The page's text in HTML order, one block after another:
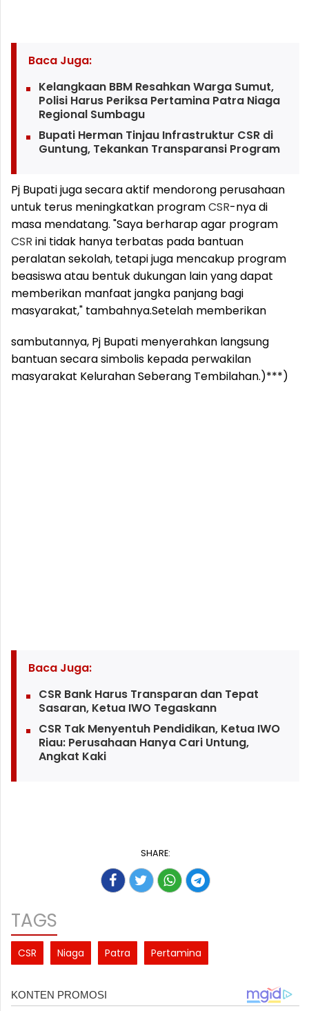
Baca Juga:
Kelangkaan BBM Resahkan Warga Sumut,
Polisi Harus Periksa Pertamina Patra Niaga
Regional Sumbagu
Bupati Herman Tinjau Infrastruktur CSR di
Guntung, Tekankan Transparansi Program
Pj Bupati juga secara aktif mendorong perusahaan
untuk terus meningkatkan programCSR-nya di
masa mendatang. "Saya berharap agar program
CSR ini tidak hanya terbatas pada bantuan
peralatan sekolah, tetapi juga mencakup program
beasiswa atau bentuk dukungan lain yang dapat
memberikan manfaat jangka panjang bagi
masyarakat," tambahnya.Setelah memberikan
sambutannya, Pj Bupati menyerahkan langsung
bantuan secara simbolis kepada perwakilan
masyarakat Kelurahan Seberang Tembilahan.)***)
Baca Juga:
CSR Bank Harus Transparan dan Tepat
Sasaran, Ketua IWO Tegaskann
CSR Tak Menyentuh Pendidikan, Ketua IWO
Riau: Perusahaan Hanya Cari Untung,
Angkat Kaki
SHARE:
TAGS
CSR Niaga Patra Pertamina